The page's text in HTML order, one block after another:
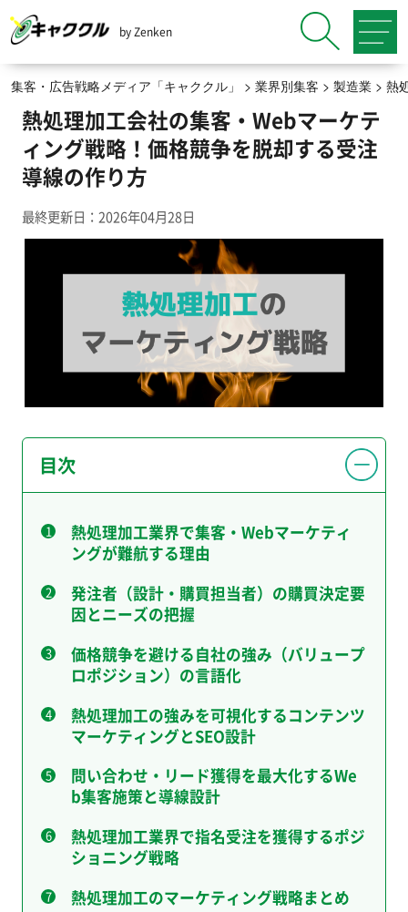
by Zenken
集客・広告戦略メディア「キャククル」 > 業界別集客 > 製造業> 熱
熱処理加工会社の集客・Webマーケテ
ィング戦略！価格競争を脱却する受注
導線の作り方
最終更新日：2026年04月28日
目次
熱処理加工業界で集客・Webマーケティ
ングが難航する理由
発注者（設計・購買担当者）の購買決定要
因とニーズの把握
価格競争を避ける自社の強み（バリュープ
ロポジション）の言語化
熱処理加工の強みを可視化するコンテンツ
マーケティングとSEO設計
問い合わせ・リード獲得を最大化するWe
b集客施策と導線設計
熱処理加工業界で指名受注を獲得するポジ
ショニング戦略
熱処理加工のマーケティング戦略まとめ